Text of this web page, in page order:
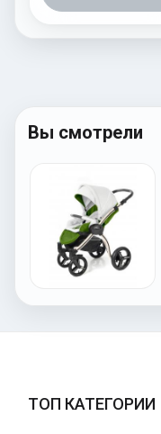
Вы смотрели
ТОП КАТЕГОРИИ